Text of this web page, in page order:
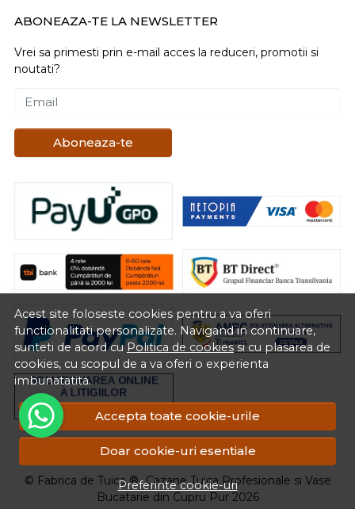
Acest site foloseste cookies pentru a va oferi
functionalitati personalizate. Navigand in continuare,
sunteti de acord cu Politica de cookiessi cu plasarea de
cookies, cu scopul de a va oferi o experienta
imbunatatita.
Accepta toate cookie-urile
Doar cookie-uri esentiale
Preferinte cookie-uri
ABONEAZA-TE LA NEWSLETTER
Vrei sa primesti prin e-mail acces la reduceri, promotii si
noutati?
Email
Aboneaza-te
© Fabrica de Tuica ®- Cazane Tuica Profesionale si Vase
Bucatarie din Cupru Pur 2026